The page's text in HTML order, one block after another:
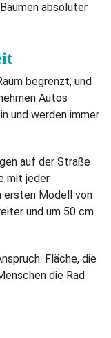
absoluter
begrenzt, und
Autos
und werden immer
auf der Straße
mit jeder
ersten Modell von
und um 50 cm
Fläche, die
die Rad